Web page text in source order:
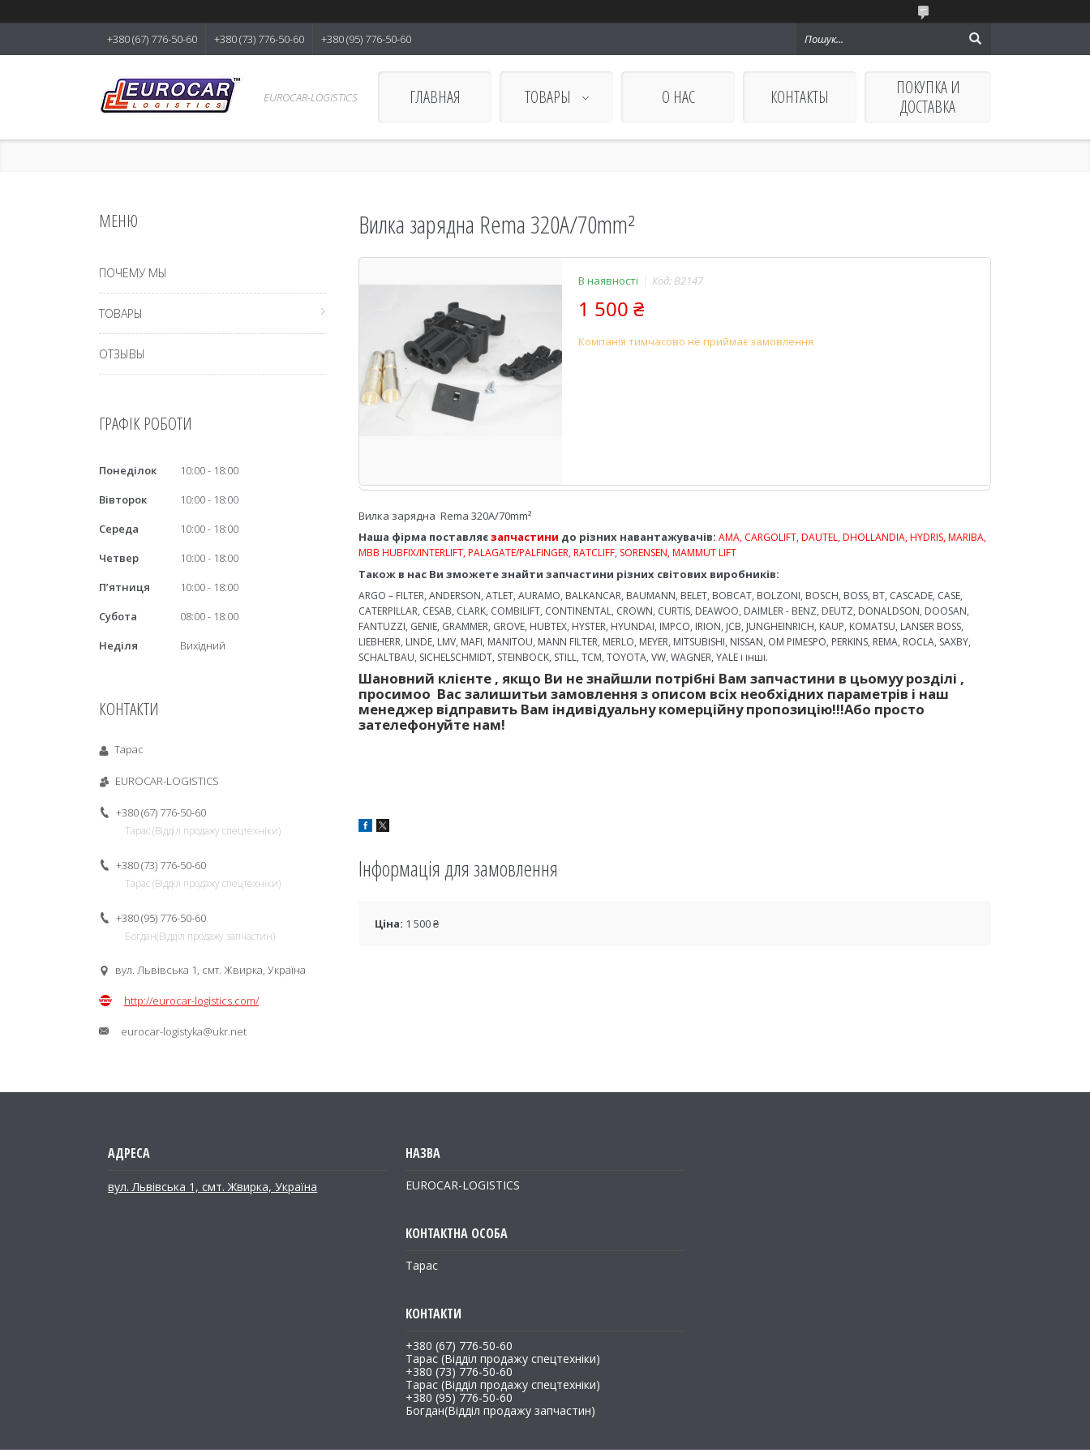
+380 (67) 776-50-60 +380 (73) 776-50-60 +380 (95) 776-50-60
EUROCAR-LOGISTICS ГЛАВНАЯ ТОВАРЫ О НАС КОНТАКТЫ
ПОКУПКА И
ДОСТАВКА
Вилка зарядна Rema 320A/70mm²
В наявності Код: В2147
1 500 ₴
Компанія тимчасово не приймає замовлення
Вилка зарядна Rema 320A/70mm²
Наша фірма поставляєзапчастини до різних навантажувачів: AMA, CARGOLIFT, DAUTEL, DHOLLANDIA, HYDRIS, MARIBA,
MBB HUBFIX/INTERLIFT, PALAGATE/PALFINGER, RATCLIFF, SORENSEN, MAMMUT LIFT
Також в нас Ви зможете знайти запчастини різних світових виробників:
ARGO – FILTER, ANDERSON, ATLET, AURAMO, BALKANCAR, BAUMANN, BELET, BOBCAT, BOLZONI, BOSCH, BOSS, BT, CASCADE, CASE,
CATERPILLAR, CESAB, CLARK, COMBILIFT, CONTINENTAL, CROWN, CURTIS, DEAWOO, DAIMLER - BENZ, DEUTZ, DONALDSON, DOOSAN,
FANTUZZI, GENIE, GRAMMER, GROVE, HUBTEX, HYSTER, HYUNDAI, IMPCO, IRION, JCB, JUNGHEINRICH, KAUP, KOMATSU, LANSER BOSS,
LIEBHERR, LINDE, LMV, MAFI, MANITOU, MANN FILTER, MERLO, MEYER, MITSUBISHI, NISSAN, OM PIMESPO, PERKINS, REMA, ROCLA, SAXBY,
SCHALTBAU, SICHELSCHMIDT, STEINBOCK, STILL, TCM, TOYOTA, VW, WAGNER, YALE і інші.
Шановний клієнте , якщо Ви не знайшли потрібні Вам запчастини в цьомуу розділі ,
просимоо Вас залишитьи замовлення з описом всіх необхідних параметрів і наш
менеджер відправить Вам індивідуальнукомерційнупропозицію!!!Або просто
зателефонуйте нам!
Інформація для замовлення
Ціна: 1 500 ₴
ПОЧЕМУ МЫ
ТОВАРЫ
ОТЗЫВЫ
ГРАФІК РОБОТИ
Понеділок 10:00
18:00
Вівторок
10:00
18:00
Середа
10:00
18:00
Четвер
10:00
18:00
Пʼятниця
10:00
18:00
Субота
08:00
18:00
Неділя
Вихідний
КОНТАКТИ
Тарас
EUROCAR-LOGISTICS
+380 (67) 776-50-60
Тарас (Відділ продажу спецтехніки)
+380 (73) 776-50-60
Тарас (Відділ продажу спецтехніки)
+380 (95) 776-50-60
Богдан(Відділ продажу запчастин)
вул. Львівська 1, смт. Жвирка, Україна
http://eurocar-logistics.com/
eurocar-logistyka@ukr.net
вул. Львівська 1, смт. Жвирка, Україна EUROCAR-LOGISTICS
Тарас
+380 (67) 776-50-60
Тарас (Відділ продажу спецтехніки)
+380 (73) 776-50-60
Тарас (Відділ продажу спецтехніки)
+380 (95) 776-50-60
Богдан(Відділ продажу запчастин)